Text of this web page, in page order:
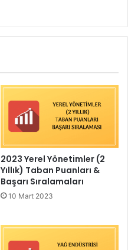
2023 Yerel Yönetimler (2
Yıllık) Taban Puanları &
Başarı Sıralamaları
10 Mart 2023